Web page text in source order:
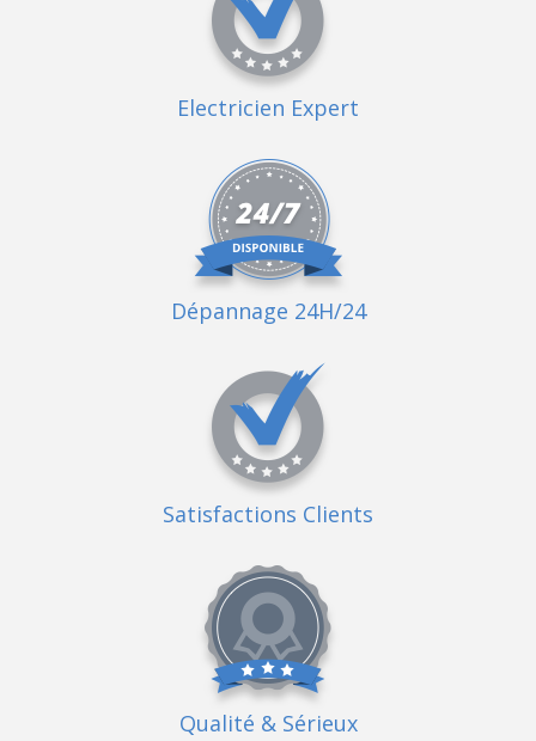
Electricien Expert
Dépannage 24H/24
Satisfactions Clients
Qualité & Sérieux